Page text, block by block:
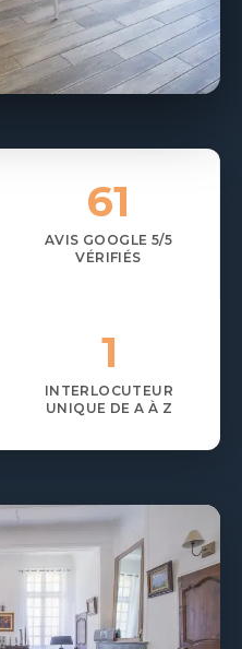
61
AVIS GOOGLE 5/5
VÉRIFIÉS
1
INTERLOCUTEUR
UNIQUE DE A À Z